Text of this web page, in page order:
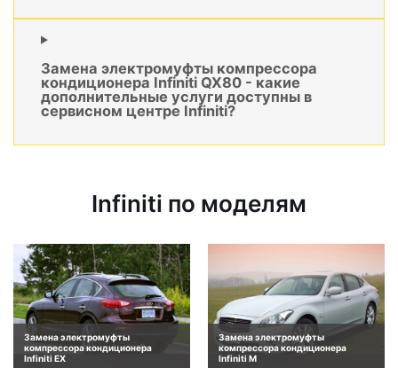
Замена электромуфты компрессора
кондиционера Infiniti QX80 - какие
дополнительные услуги доступны в
сервисном центре Infiniti?
Infiniti по моделям
Замена электромуфты
компрессора кондиционера
Infiniti EX
Замена электромуфты
компрессора кондиционера
Infiniti M